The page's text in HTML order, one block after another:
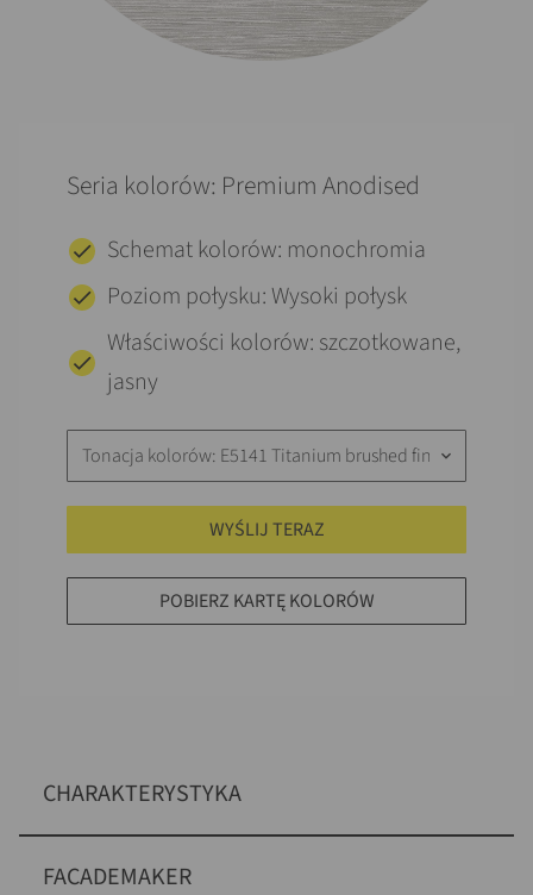
Seria kolorów: Premium Anodised
Schemat kolorów: monochromia
Poziom połysku: Wysoki połysk
Właściwości kolorów: szczotkowane,
jasny
Tonacja kolorów: E5141 Titanium brushed finish
keyboard_arrow_down
WYŚLIJ TERAZ
POBIERZ KARTĘ KOLORÓW
CHARAKTERYSTYKA
FACADEMAKER